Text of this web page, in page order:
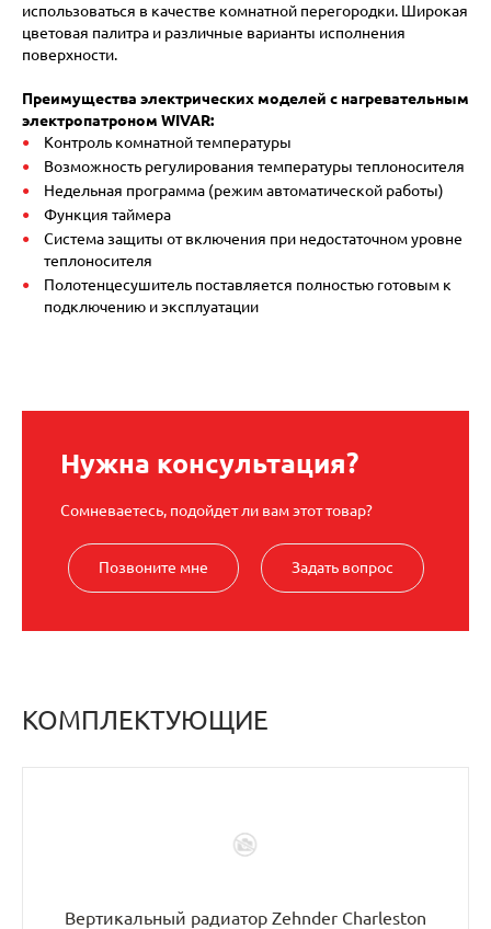
использоваться в качестве комнатной перегородки. Широкая
цветовая палитра и различные варианты исполнения
поверхности.
Преимущества электрических моделей с нагревательным
электропатроном WIVAR:
Контроль комнатной температуры
Возможность регулирования температуры теплоносителя
Недельная программа (режим автоматической работы)
Функция таймера
Система защиты от включения при недостаточном уровне
теплоносителя
Полотенцесушитель поставляется полностью готовым к
подключению и эксплуатации
Нужна консультация?
Сомневаетесь, подойдет ли вам этот товар?
Позвоните мне Задать вопрос
КОМПЛЕКТУЮЩИЕ
Вертикальный радиатор Zehnder Charleston